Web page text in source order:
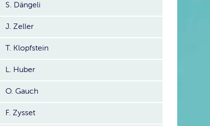
S. Dängeli
J. Zeller
T. Klopfstein
L. Huber
O. Gauch
F. Zysset